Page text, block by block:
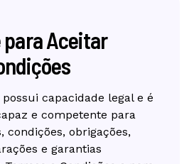
para Aceitar
capacidade legal e é
e competente para
condições, obrigações,
e garantias